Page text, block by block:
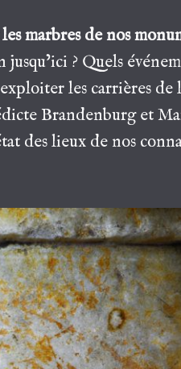
marbres de nos
? Quels
les carrières
Brandenburg et
des lieux de nos